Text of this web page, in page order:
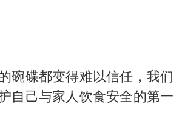
碗碟都变得难以信任，我们
自己与家人饮食安全的第一